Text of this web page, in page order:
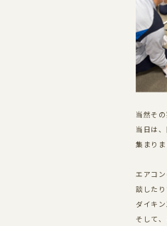
当然そ
当日は
集まりま
エアコ
談した
ダイキ
そして